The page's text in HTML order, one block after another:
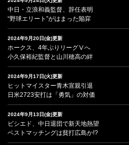
中日・立浪和義監督、辞任表明
“野球エリート”がはまった陥穽
2024年9月20日(金)更新
ホークス、4年ぶりリーグⅤへ
小久保裕紀監督と山川穂高の絆
2024年9月17日(火)更新
ヒットマイスター青木宣親引退
日米2723安打は「勇気」の対価
2024年9月13日(金)更新
ビシエド、中日退団で新天地熱望
ベストマッチングは貧打広島か!?